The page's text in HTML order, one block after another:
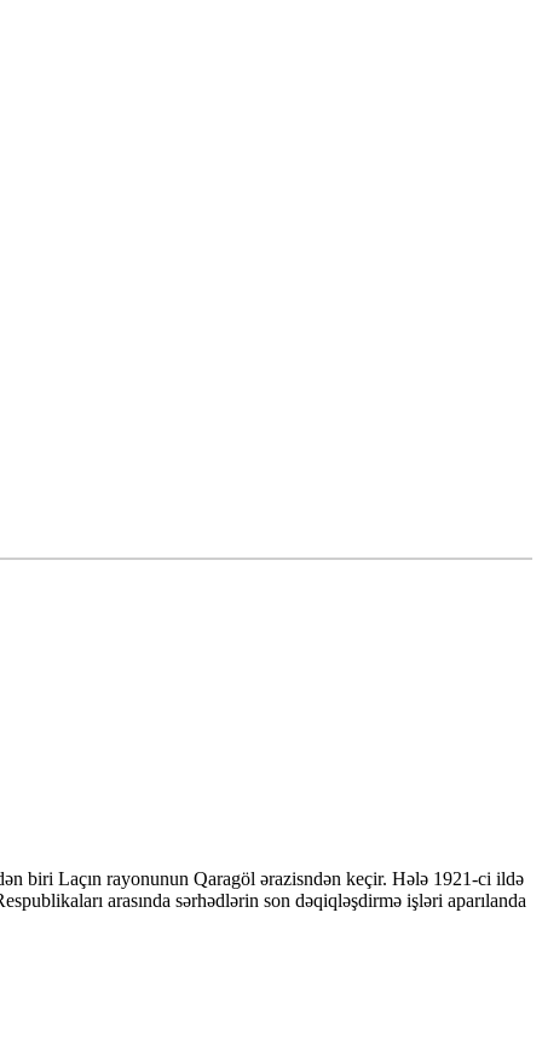
biri Laçın rayonunun Qaragöl ərazisndən keçir. Hələ 1921-ci ildə
arasında sərhədlərin son dəqiqləşdirmə işləri aparılanda